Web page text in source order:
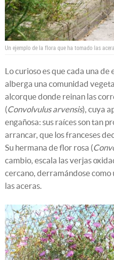
Un ejemplo de la flora que ha tomado las
Lo curioso es que cada una
alberga una comunidad
alcorque donde reinan las
(Convolvulus arvensis), cuya
engañosa: sus raíces son tan
arrancar, que los franceses
Su hermana de flor rosa (
cambio, escala las verjas
cercano, derramándose
las aceras.